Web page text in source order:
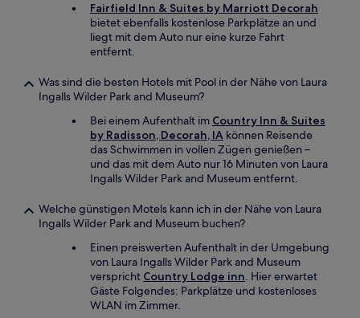
Fairfield Inn & Suites by Marriott Decorah
bietet ebenfalls kostenlose Parkplätze an und
liegt mit dem Auto nur eine kurze Fahrt
entfernt.
Was sind die besten Hotels mit Pool in der Nähe von Laura
Ingalls Wilder Park and Museum?
Bei einem Aufenthalt im Country Inn & Suites
by Radisson, Decorah, IA können Reisende
das Schwimmen in vollen Zügen genießen –
und das mit dem Auto nur 16 Minuten von Laura
Ingalls Wilder Park and Museum entfernt.
Welche günstigen Motels kann ich in der Nähe von Laura
Ingalls Wilder Park and Museum buchen?
Einen preiswerten Aufenthalt in der Umgebung
von Laura Ingalls Wilder Park and Museum
verspricht Country Lodge inn. Hier erwartet
Gäste Folgendes: Parkplätze und kostenloses
WLAN im Zimmer.